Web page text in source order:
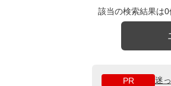
該当の検索結果は
PR
迷